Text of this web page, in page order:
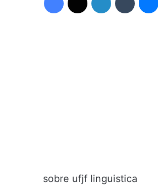
sobre ufjf linguistica